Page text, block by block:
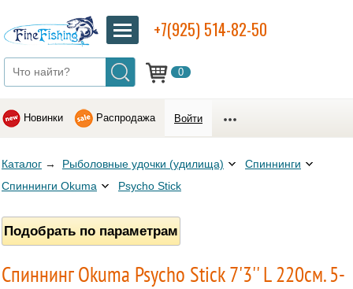
0
+7(925) 514-82-50
Новинки Распродажа Войти
Каталог → Рыболовные удочки (удилища)
Спиннинги
Спиннинги Okuma
Psycho Stick
Подобрать по параметрам
Спиннинг Okuma Psycho Stick 7'3'' L 220см. 5-